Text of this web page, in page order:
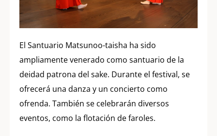
El Santuario Matsunoo-taisha ha sido
ampliamente venerado como santuario de la
deidad patrona del sake. Durante el festival, se
ofrecerá una danza y un concierto como
ofrenda. También se celebrarán diversos
eventos, como la flotación de faroles.